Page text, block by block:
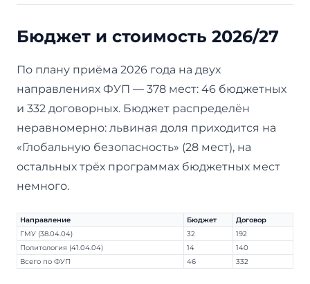
Бюджет и стоимость 2026/27
По плану приёма 2026 года на двух
направлениях ФУП — 378 мест: 46 бюджетных
и 332 договорных. Бюджет распределён
неравномерно: львиная доля приходится на
«Глобальную безопасность» (28 мест), на
остальных трёх программах бюджетных мест
немного.
Направление Бюджет
Договор
ГМУ (38.04.04)
32
192
Политология (41.04.04)
14
140
Всего по ФУП
46 332